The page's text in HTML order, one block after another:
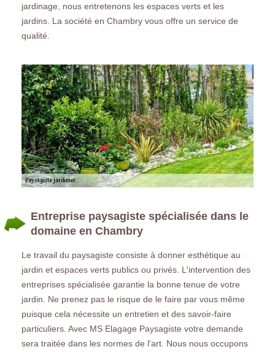
jardinage, nous entretenons les espaces verts et les
jardins. La société en Chambry vous offre un service de
qualité.
Entreprise paysagiste spécialisée dans le
domaine en Chambry
Le travail du paysagiste consiste à donner esthétique au
jardin et espaces verts publics ou privés. L'intervention des
entreprises spécialisée garantie la bonne tenue de votre
jardin. Ne prenez pas le risque de le faire par vous même
puisque cela nécessite un entretien et des savoir-faire
particuliers. Avec MS Elagage Paysagiste votre demande
sera traitée dans les normes de l'art. Nous nous occupons